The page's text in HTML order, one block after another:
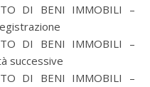
DI BENI IMMOBILI –
DI BENI IMMOBILI –
successive
DI BENI IMMOBILI –